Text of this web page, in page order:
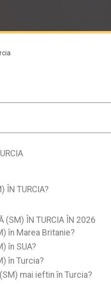
ÎN TURCIA?
(SM) ÎN TURCIA ÎN 2026
în Marea Britanie?
în SUA?
în Turcia?
mai ieftin în Turcia?